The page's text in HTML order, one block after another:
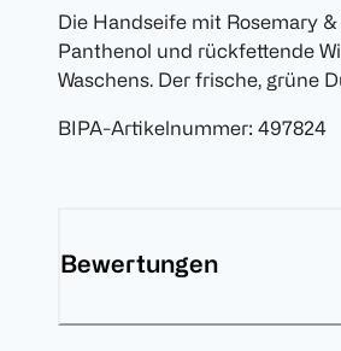
Die Handseife mit Rosemary
Panthenol und rückfettende
Waschens. Der frische, grüne
BIPA-Artikelnummer: 497824
Bewertungen